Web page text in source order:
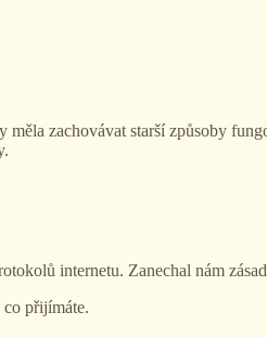
měla zachovávat starší způsoby
internetu. Zanechal nám
přijímáte.